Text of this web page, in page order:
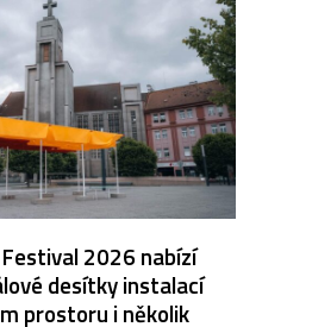
2026 nabízí
desítky instalací
prostoru i několik